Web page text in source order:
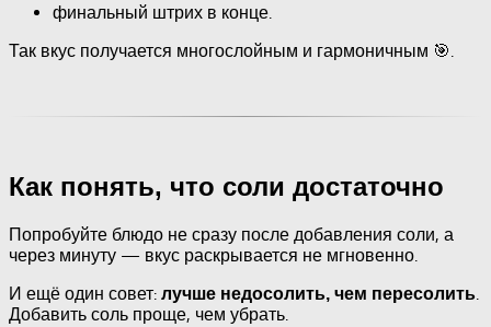
финальный штрих в конце.
Так вкус получается многослойным и гармоничным 🎯.
Как понять, что соли достаточно
Попробуйте блюдо не сразу после добавления соли, а
через минуту — вкус раскрывается не мгновенно.
И ещё один совет: лучше недосолить, чем пересолить.
Добавить соль проще, чем убрать.